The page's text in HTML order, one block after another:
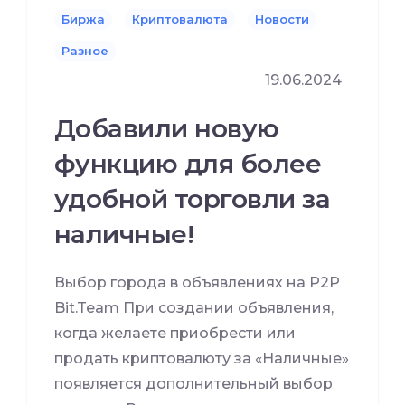
Биржа Криптовалюта Новости
Разное
19.06.2024
Добавили новую
функцию для более
удобной торговли за
наличные!
Выбор города в объявлениях на P2P
Bit.Team При создании объявления,
когда желаете приобрести или
продать криптовалюту за «Наличные»
появляется дополнительный выбор